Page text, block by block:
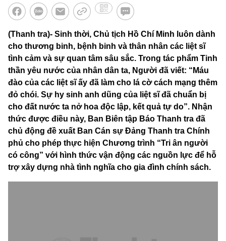
(Thanh tra)- Sinh thời, Chủ tịch Hồ Chí Minh luôn dành
cho thương binh, bệnh binh và thân nhân các liệt sĩ
tình cảm và sự quan tâm sâu sắc. Trong tác phẩm Tinh
thần yêu nước của nhân dân ta, Người đã viết: “Máu
đào của các liệt sĩ ấy đã làm cho lá cờ cách mạng thêm
đỏ chói. Sự hy sinh anh dũng của liệt sĩ đã chuẩn bị
cho đất nước ta nở hoa độc lập, kết quả tự do”. Nhận
thức được điều này, Ban Biên tập Báo Thanh tra đã
chủ động đề xuất Ban Cán sự Đảng Thanh tra Chính
phủ cho phép thực hiện Chương trình “Tri ân người
có công” với hình thức vận động các nguồn lực để hỗ
trợ xây dựng nhà tình nghĩa cho gia đình chính sách.